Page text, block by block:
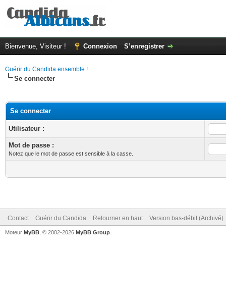
Bienvenue, Visiteur ! Connexion S’enregistrer
Guérir du Candida ensemble !
Se connecter
Se connecter
Utilisateur :
Mot de passe :
Notez que le mot de passe est sensible à la casse.
Contact Guérir du Candida Retourner en haut Version bas-débit (Archivé)
Moteur MyBB , © 2002-2026 MyBB Group